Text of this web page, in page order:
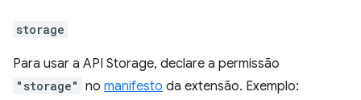
storage
Para usar a API Storage, declare a permissão
"storage" no manifesto da extensão. Exemplo: